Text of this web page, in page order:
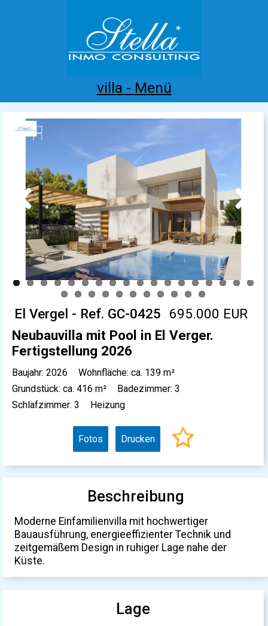
villa - Menü
Home Costa Blanca Kaufen Mieten
Neubau
Referenzen
Previous Next
El Vergel - Ref. GC-0425
695.000 EUR
Neubauvilla mit Pool in El Verger.
Fertigstellung 2026
Baujahr: 2026
Wohnfläche: ca. 139 m²
Grundstück: ca. 416 m²
Badezimmer: 3
Schlafzimmer: 3
Heizung
Fotos Drucken
Beschreibung
Moderne Einfamilienvilla mit hochwertiger
Bauausführung, energieeffizienter Technik und
zeitgemäßem Design in ruhiger Lage nahe der
Küste.
Lage